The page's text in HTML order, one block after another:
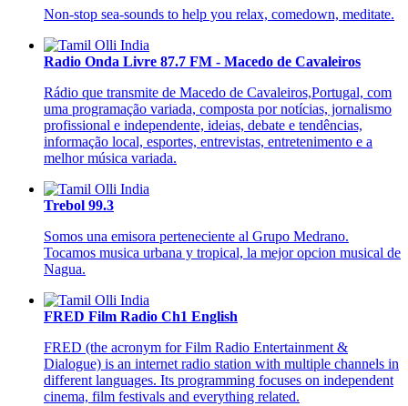
Non-stop sea-sounds to help you relax, comedown, meditate.
Radio Onda Livre 87.7 FM - Macedo de Cavaleiros
Rádio que transmite de Macedo de Cavaleiros,Portugal, com
uma programação variada, composta por notícias, jornalismo
profissional e independente, ideias, debate e tendências,
informação local, esportes, entrevistas, entretenimento e a
melhor música variada.
Trebol 99.3
Somos una emisora perteneciente al Grupo Medrano.
Tocamos musica urbana y tropical, la mejor opcion musical de
Nagua.
FRED Film Radio Ch1 English
FRED (the acronym for Film Radio Entertainment &
Dialogue) is an internet radio station with multiple channels in
different languages. Its programming focuses on independent
cinema, film festivals and everything related.